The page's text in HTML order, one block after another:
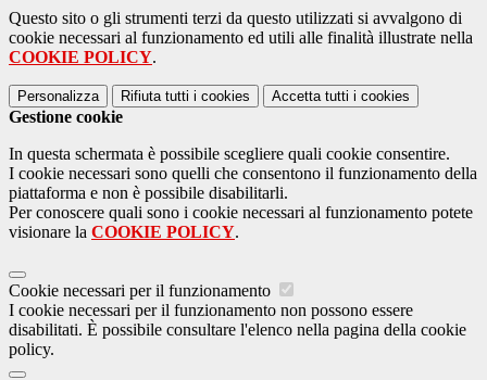
Questo sito o gli strumenti terzi da questo utilizzati si avvalgono di
cookie necessari al funzionamento ed utili alle finalità illustrate nella
COOKIE POLICY.
Personalizza Rifiuta tutti i cookies Accetta tutti i cookies
Gestione cookie
In questa schermata è possibile scegliere quali cookie consentire.
I cookie necessari sono quelli che consentono il funzionamento della
piattaforma e non è possibile disabilitarli.
Per conoscere quali sono i cookie necessari al funzionamento potete
visionare la COOKIE POLICY.
Cookie necessari per il funzionamento
I cookie necessari per il funzionamento non possono essere
disabilitati. È possibile consultare l'elenco nella pagina della cookie
policy.